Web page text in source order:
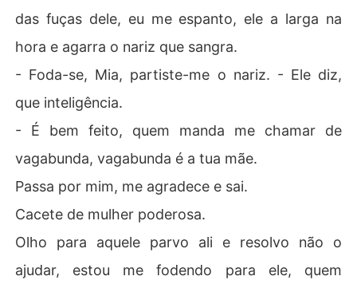
das fuças dele, eu me espanto, ele a larga na
hora e agarra o nariz que sangra.
- Foda-se, Mia, partiste-me o nariz. - Ele diz,
que inteligência.
- É bem feito, quem manda me chamar de
vagabunda, vagabunda é a tua mãe.
Passa por mim, me agradece e sai.
Cacete de mulher poderosa.
Olho para aquele parvo ali e resolvo não o
ajudar, estou me fodendo para ele, quem